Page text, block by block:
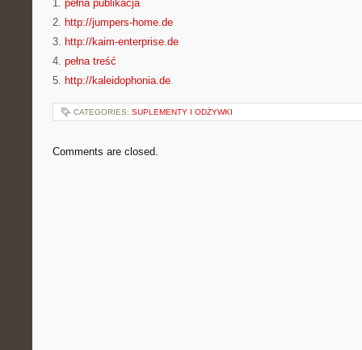
1. pełna publikacja
2. http://jumpers-home.de
3. http://kaim-enterprise.de
4. pełna treść
5. http://kaleidophonia.de
CATEGORIES: SUPLEMENTY I ODŻYWKI
Comments are closed.